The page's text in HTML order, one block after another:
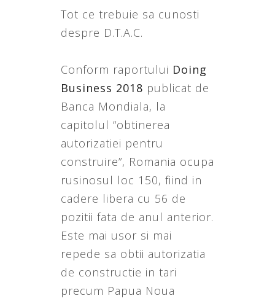
Tot ce trebuie sa cunosti
despre D.T.A.C.
Conform raportului Doing
Business 2018 publicat de
Banca Mondiala, la
capitolul “obtinerea
autorizatiei pentru
construire”, Romania ocupa
rusinosul loc 150, fiind in
cadere libera cu 56 de
pozitii fata de anul anterior.
Este mai usor si mai
repede sa obtii autorizatia
de constructie in tari
precum Papua Noua